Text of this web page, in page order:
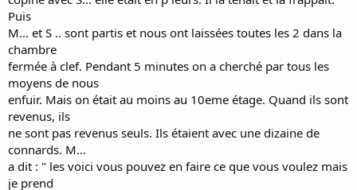
Puis
M... et S .. sont partis et nous ont laissées toutes les 2 dans la
chambre
fermée à clef. Pendant 5 minutes on a cherché par tous les
moyens de nous
enfuir. Mais on était au moins au 10eme étage. Quand ils sont
revenus, ils
ne sont pas revenus seuls. Ils étaient avec une dizaine de
connards. M...
a dit : " les voici vous pouvez en faire ce que vous voulez mais
je prend